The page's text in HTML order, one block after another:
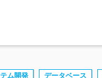
ム開発 データベース